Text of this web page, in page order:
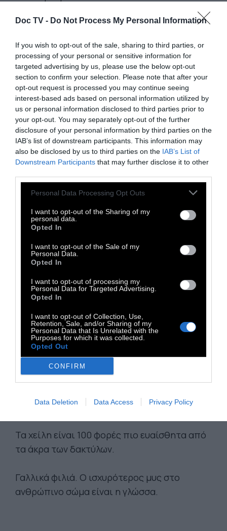
Doc TV - Do Not Process My Personal Information
If you wish to opt-out of the sale, sharing to third parties, or
processing of your personal or sensitive information for
targeted advertising by us, please use the below opt-out
section to confirm your selection. Please note that after your
opt-out request is processed you may continue seeing
interest-based ads based on personal information utilized by
us or personal information disclosed to third parties prior to
your opt-out. You may separately opt-out of the further
disclosure of your personal information by third parties on the
IAB’s list of downstream participants. This information may
also be disclosed by us to third parties on the IAB’s List of
Downstream Participants that may further disclose it to other
Personal Data Processing Opt Outs
I want to opt-out of the Sharing of my
personal data.
Opted In
I want to opt-out of the Sale of my
Personal Data.
Opted In
I want to opt-out of processing my
Personal Data for Targeted Advertising.
Opted In
I want to opt-out of Collection, Use,
Retention, Sale, and/or Sharing of my
Personal Data that Is Unrelated with the
Purposes for which it was collected.
Opted Out
CONFIRM
Data Deletion Data Access Privacy Policy
Παρόλα αυτά, αν φιλιόμαστε για αρκετή ώρα,
στην στοματική κοιλότητα. Αυτό σημαίνει
πως το φιλί είναι πιο ιδανικό από άποψη
υγιεινής από το να μασουλάμε μια
οδοντότσιχλα.
Ένα παθιασμένο φιλί
προκαλεί τις ίδιες χημικές
αντιδράσεις στον εγκέφαλο
με την ελεύθερη πτώση
αντιληπτοί σε κατάσταση ηρεμίας. Όμως αν
υπάρξει κάποια συγκίνηση (όπως το φιλί), οι
παλμοί της καρδιάς γίνονται αισθητοί. Το
φιλί αυξάνει τους παλμούς της καρδιάς μας
κανονικό της ρυθμό.
Ένα παθιασμένο φιλί προκαλεί τις ίδιες
χημικές αντιδράσεις στον εγκέφαλο με την
ελεύθερη πτώση με αλεξίπτωτο ή με το να
πιο ασφαλές και ωραίο.
Τα χείλη είναι 100 φορές πιο ευαίσθητα από
τα άκρα των δακτύλων.
Γαλλικά φιλιά. Ο ισχυρότερος μυς στο
ανθρώπινο σώμα είναι η γλώσσα.